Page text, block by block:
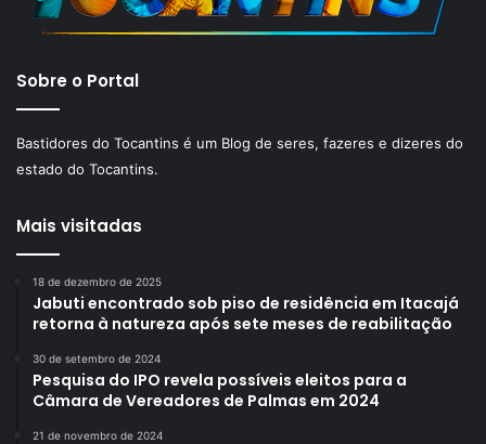
Sobre o Portal
Bastidores do Tocantins é um Blog de seres, fazeres e dizeres do
estado do Tocantins.
Mais visitadas
18 de dezembro de 2025
Jabuti encontrado sob piso de residência em Itacajá
retorna à natureza após sete meses de reabilitação
30 de setembro de 2024
Pesquisa do IPO revela possíveis eleitos para a
Câmara de Vereadores de Palmas em 2024
21 de novembro de 2024